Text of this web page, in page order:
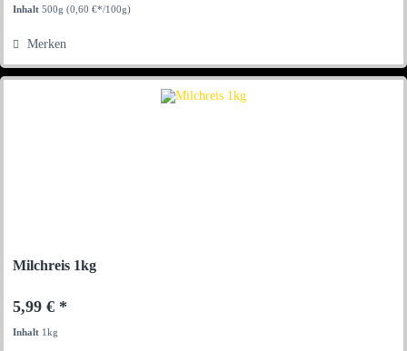
Inhalt500g(0,60 €*/100g)
Merken
Milchreis 1kg
5,99 € *
Inhalt 1kg